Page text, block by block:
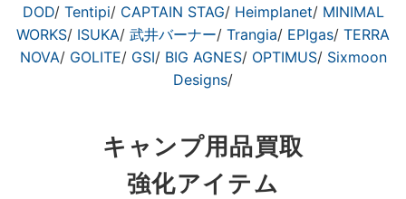
DOD/ Tentipi/ CAPTAIN STAG/ Heimplanet/ MINIMAL
WORKS/ ISUKA/ 武井バーナー/ Trangia/ EPIgas/ TERRA
NOVA/ GOLITE/ GSI/ BIG AGNES/ OPTIMUS/ Sixmoon
Designs/
キャンプ用品買取
強化アイテム